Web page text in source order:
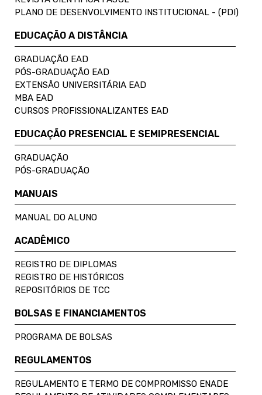
PLANO DE DESENVOLVIMENTO INSTITUCIONAL - (PDI)
EDUCAÇÃO A DISTÂNCIA
GRADUAÇÃO EAD
PÓS-GRADUAÇÃO EAD
EXTENSÃO UNIVERSITÁRIA EAD
MBA EAD
CURSOS PROFISSIONALIZANTES EAD
EDUCAÇÃO PRESENCIAL E SEMIPRESENCIAL
GRADUAÇÃO
PÓS-GRADUAÇÃO
MANUAIS
MANUAL DO ALUNO
ACADÊMICO
REGISTRO DE DIPLOMAS
REGISTRO DE HISTÓRICOS
REPOSITÓRIOS DE TCC
BOLSAS E FINANCIAMENTOS
PROGRAMA DE BOLSAS
REGULAMENTOS
REGULAMENTO E TERMO DE COMPROMISSO ENADE